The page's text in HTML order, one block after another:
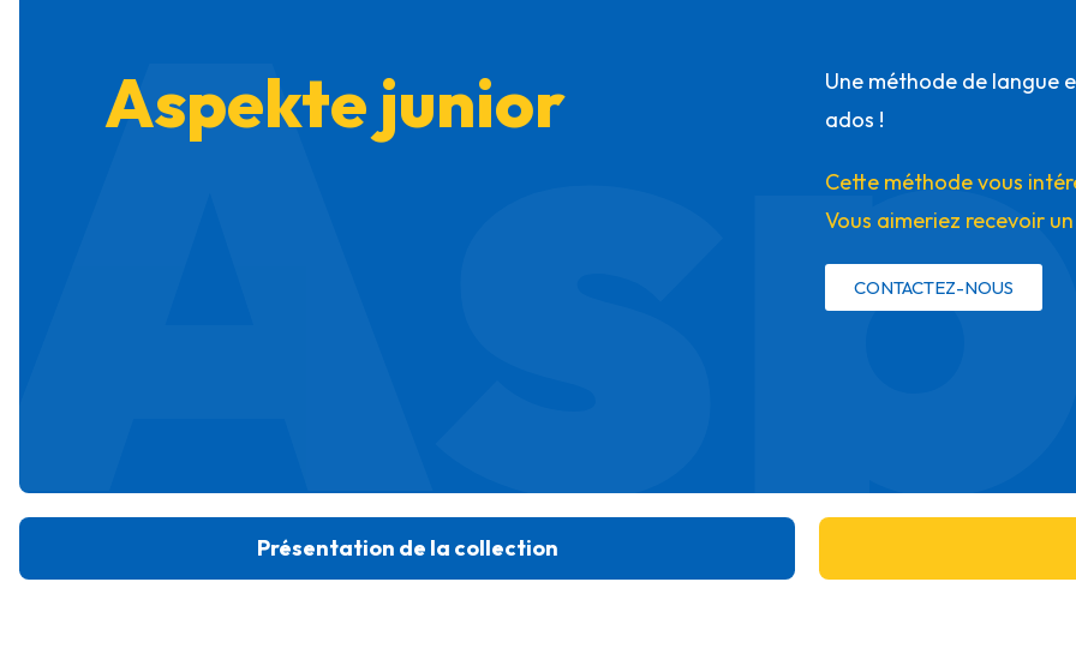
Aspekte junior
Une méthode de langue
ados !
Cette méthode vous
Vous aimeriez recevoir
CONTACTEZ-NOUS
Présentation de la collection